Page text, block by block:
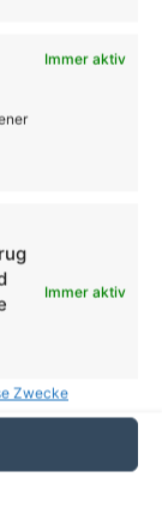
Immer aktiv
Immer aktiv
Zwecke
zurück